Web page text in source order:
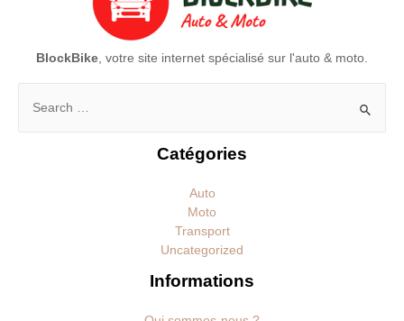
BlockBike, votre site internet spécialisé sur l'auto & moto.
Rechercher :
Catégories
Auto
Moto
Transport
Uncategorized
Informations